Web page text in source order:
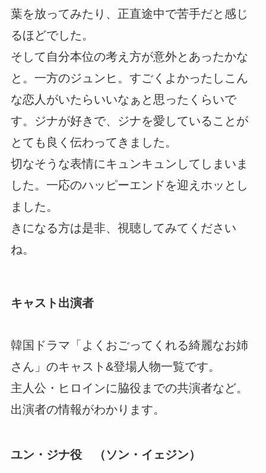
葉を放ってみたり、正直途中で苦手だと感じ
るほどでした。
そして自分本位の考え方が意外とあったかな
と。一方のジュンヒ。すごくよかったしこん
な恋人がいたらいいなぁと思ったくらいで
す。ジナが好きで、ジナを愛していることが
とても良く伝わってきました。
切なそうな表情にキュンキュンしてしまいま
した。一応のハッピーエンドを迎えホッとし
ました。
きになる方は是非、視聴してみてください
ね。
キャスト出演者
韓国ドラマ「よくおごってくれる綺麗なお姉
さん」のキャスト&登場人物一覧です。
主人公・ヒロインに脇役までの共演者など。
出演者の情報がわかります。
ユン・ジナ役 （ソン・イェジン）